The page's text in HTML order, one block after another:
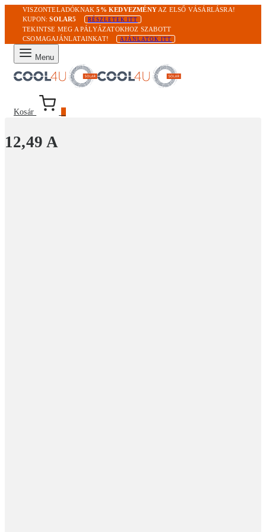
VISZONTELADÓKNAK5% KEDVEZMÉNY AZ ELSŐ VÁSÁRLÁSRA!
KUPON:SOLAR5 RÉSZLETEK ITT
TEKINTSE MEG A PÁLYÁZATOKHOZ SZABOTT
CSOMAGAJÁNLATAINKAT!
AJÁNLATOK ITT
Menu
Kosár
12,49 A